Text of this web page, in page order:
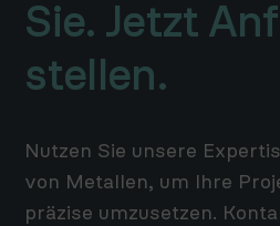
Sie. Jetzt
stellen.
Nutzen Sie unsere
von Metallen, um Ihre
präzise umzusetzen.